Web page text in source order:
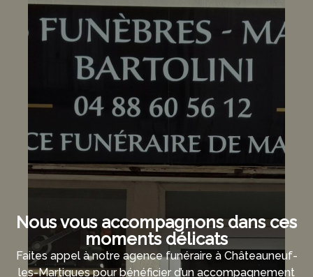
Nous vous accompagnons dans ces
moments délicats
Faites appel à notre agence funéraire à Châteauneuf-
les-Martigues pour bénéficier d’un accompagnement